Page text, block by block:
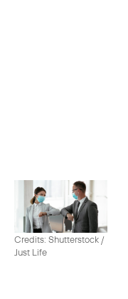
Credits: Shutterstock /
Just Life